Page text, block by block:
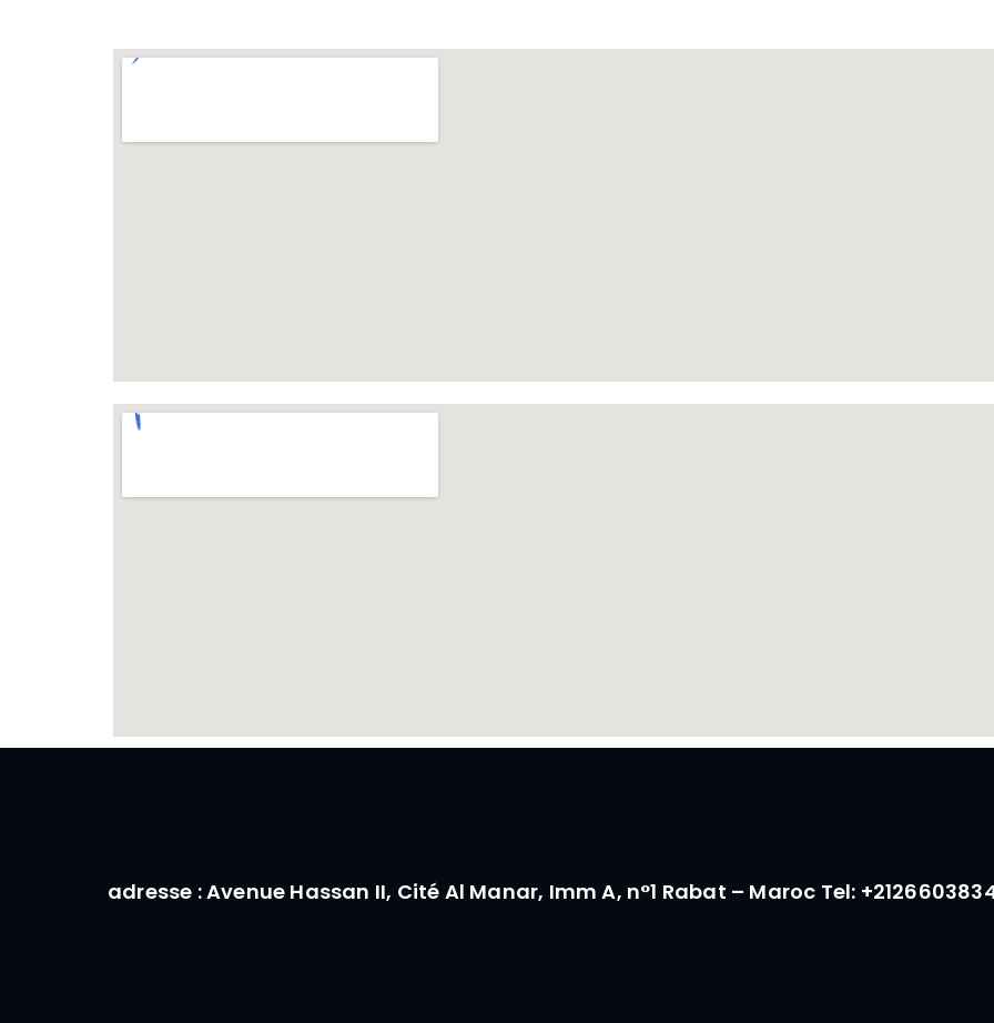
adresse : Avenue Hassan II, Cité Al Manar, Imm A, n°1 Rabat – Maroc Tel: